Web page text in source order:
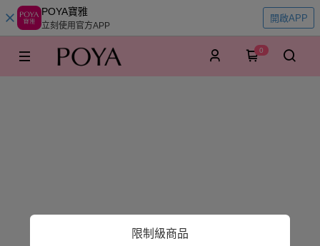
限制級商品
POYA寶雅
立刻使用官方APP
開啟APP
0